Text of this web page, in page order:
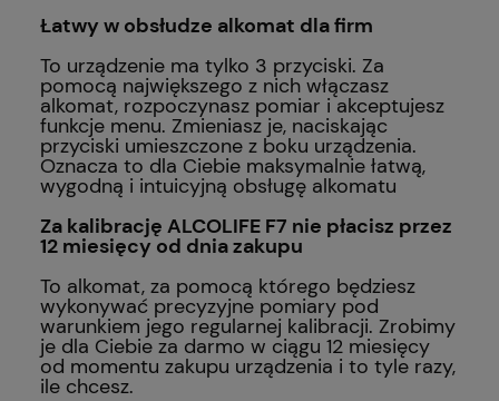
Łatwy w obsłudze alkomat dla firm
To urządzenie ma tylko 3 przyciski. Za
pomocą największego z nich włączasz
alkomat, rozpoczynasz pomiar i akceptujesz
funkcje menu. Zmieniasz je, naciskając
przyciski umieszczone z boku urządzenia.
Oznacza to dla Ciebie maksymalnie łatwą,
wygodną i intuicyjną obsługę alkomatu
Za kalibrację ALCOLIFE F7 nie płacisz przez
12 miesięcy od dnia zakupu
To alkomat, za pomocą którego będziesz
wykonywać precyzyjne pomiary pod
warunkiem jego regularnej kalibracji. Zrobimy
je dla Ciebie za darmo w ciągu 12 miesięcy
od momentu zakupu urządzenia i to tyle razy,
ile chcesz.